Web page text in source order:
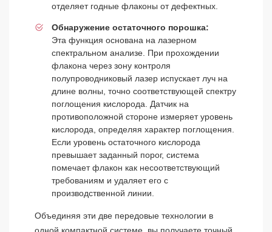
отделяет годные флаконы от дефектных.
Обнаружение остаточного порошка:
Эта функция основана на лазерном
спектральном анализе. При прохождении
флакона через зону контроля
полупроводниковый лазер испускает луч на
длине волны, точно соответствующей спектру
поглощения кислорода. Датчик на
противоположной стороне измеряет уровень
кислорода, определяя характер поглощения.
Если уровень остаточного кислорода
превышает заданный порог, система
помечает флакон как несоответствующий
требованиям и удаляет его с
производственной линии.
Объединяя эти две передовые технологии в